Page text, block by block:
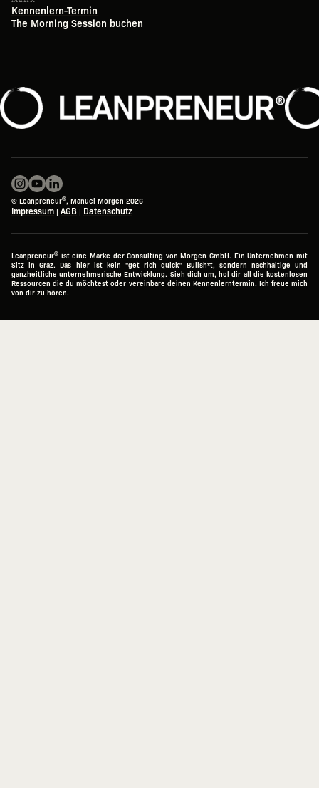
Kennenlern-Termin
The Morning Session buchen
© Leanpreneur®, Manuel Morgen 2026
Impressum | AGB | Datenschutz
Leanpreneur® ist eine Marke der Consulting von Morgen GmbH. Ein Unternehmen mit
Sitz in Graz. Das hier ist kein "get rich quick" Bullsh*t, sondern nachhaltige und
ganzheitliche unternehmerische Entwicklung. Sieh dich um, hol dir all die kostenlosen
Ressourcen die du möchtest oder vereinbare deinen Kennenlerntermin. Ich freue mich
von dir zu hören.